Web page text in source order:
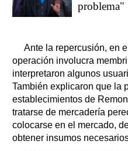
problema"
Ante la repercusión, en
operación involucra
interpretaron algunos
También explicaron que la
establecimientos de
tratarse de mercadería
colocarse en el mercado,
obtener insumos